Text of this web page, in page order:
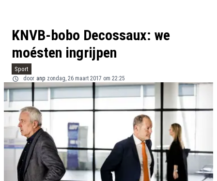
KNVB-bobo Decossaux: we
moésten ingrijpen
Sport
door anp zondag, 26 maart 2017 om 22:25